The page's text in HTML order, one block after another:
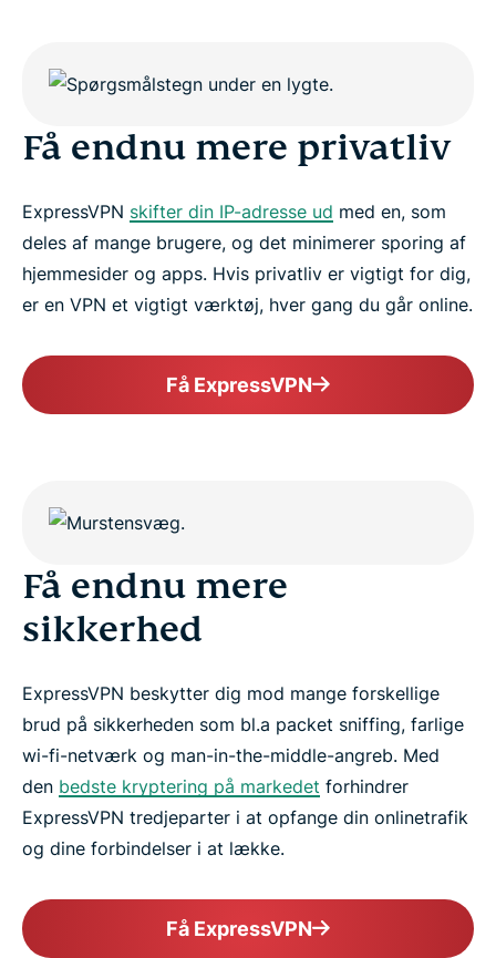
Få endnu mere privatliv
ExpressVPN skifter din IP-adresse ud med en, som
deles af mange brugere, og det minimerer sporing af
hjemmesider og apps. Hvis privatliv er vigtigt for dig,
er en VPN et vigtigt værktøj, hver gang du går online.
Få ExpressVPN
Få endnu mere
sikkerhed
ExpressVPN beskytter dig mod mange forskellige
brud på sikkerheden som bl.a packet sniffing, farlige
wi-fi-netværk og man-in-the-middle-angreb. Med
den bedste kryptering på markedet forhindrer
ExpressVPN tredjeparter i at opfange din onlinetrafik
og dine forbindelser i at lække.
Få ExpressVPN